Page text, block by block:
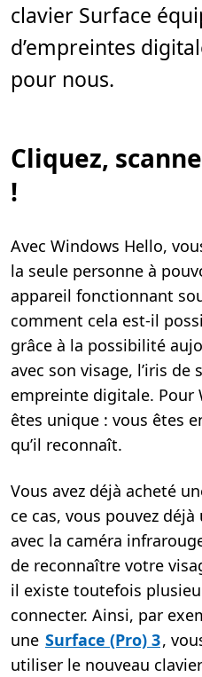
clavier Surface
d’empreintes
pour nous.
Cliquez,
!
Avec Windows Hello,
la seule personne à
appareil fonctionnant
comment cela est-il
grâce à la possibilité
avec son visage, l’iris
empreinte digitale. Pour
êtes unique : vous êtes
qu’il reconnaît.
Vous avez déjà acheté
ce cas, vous pouvez
avec la caméra
de reconnaître votre
il existe toutefois
connecter. Ainsi, par
une Surface (Pro) 3,
utiliser le nouveau